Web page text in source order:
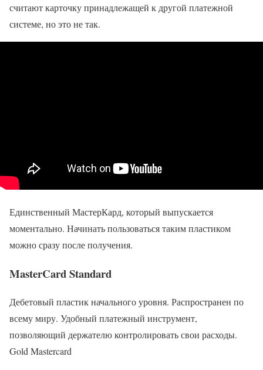
считают карточку принадлежащей к другой платежной
системе, но это не так.
Единственный МастерКард, который выпускается
моментально. Начинать пользоваться таким пластиком
можно сразу после получения.
MasterCard Standard
Дебетовый пластик начального уровня. Распространен по
всему миру. Удобный платежный инструмент,
позволяющий держателю контролировать свои расходы.
Gold Mastercard